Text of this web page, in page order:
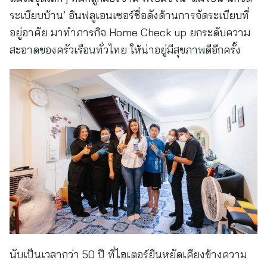
ระเบียบบ้าน’ อินฟลูเอนเซอร์ชื่อดังด้านการจัดระเบียบที่
อยู่อาศัย มาทำภารกิจ Home Check up ยกระดับความ
สะอาดของครัวเรือนทั่วไทย ให้น่าอยู่มีสุขภาพดีอีกครั้ง
นับเป็นเวลากว่า 50 ปี ที่ไฮเตอร์ยืนหยัดเคียงข้างความ